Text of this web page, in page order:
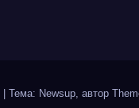
Тема: Newsup, автор